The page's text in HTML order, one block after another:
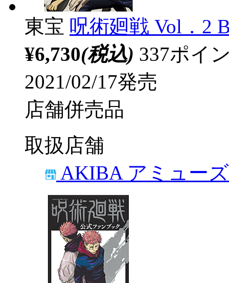
東宝 呪術廻戦 Vol．2
¥6,730(税込) 337ポイ
2021/02/17発売
店舗併売品
取扱店舗
AKIBA アミュー